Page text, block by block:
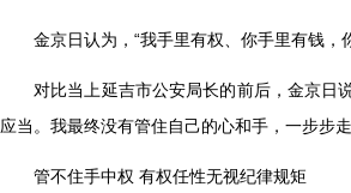
金京日认为， “我手里有权、你手里有钱，
对比当上延吉市公安局长的前后，金京日说
应当。我最终没有管住自己的心和手，一步步
管不住手中权 有权任性无视纪律规矩